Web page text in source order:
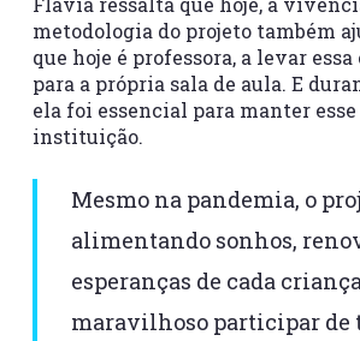
metodologia do projeto também
que hoje é professora, a levar
para a própria sala de aula. E
ela foi essencial para manter
instituição.
Mesmo na pandemia, o
alimentando sonhos,
esperanças de cada
maravilhoso participar de